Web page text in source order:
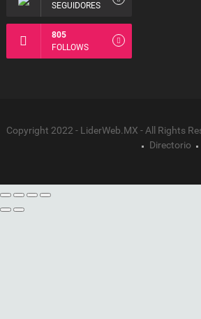
SEGUIDORES
805
FOLLOWS
Copyright 2022 - LiderWeb.MX - All Rights
Directorio